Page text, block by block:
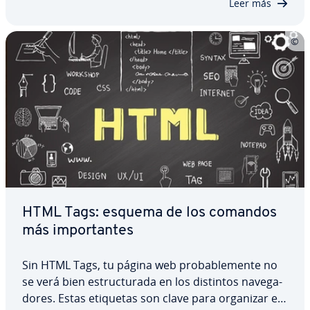
Leer más
HTML Tags: esquema de los comandos
más im­po­r­ta­n­tes
Sin HTML Tags, tu página web pro­ba­ble­me­n­te no
se verá bien es­tru­c­tu­ra­da en los distintos na­ve­ga­
do­res. Estas etiquetas son clave para organizar el